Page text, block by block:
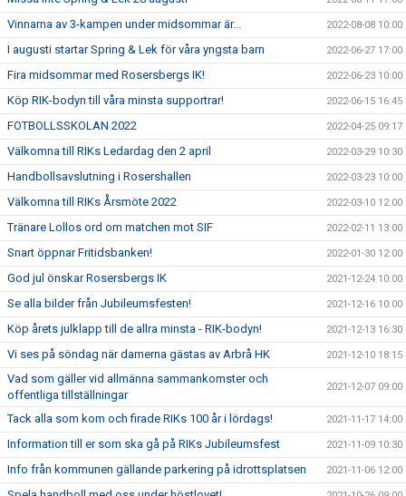
Vinnarna av 3-kampen under midsommar är... 2022-08-08 10:00
I augusti startar Spring & Lek för våra yngsta barn 2022-06-27 17:00
Fira midsommar med Rosersbergs IK! 2022-06-23 10:00
Köp RIK-bodyn till våra minsta supportrar! 2022-06-15 16:45
FOTBOLLSSKOLAN 2022 2022-04-25 09:17
Välkomna till RIKs Ledardag den 2 april 2022-03-29 10:30
Handbollsavslutning i Rosershallen 2022-03-23 10:00
Välkomna till RIKs Årsmöte 2022 2022-03-10 12:00
Tränare Lollos ord om matchen mot SIF 2022-02-11 13:00
Snart öppnar Fritidsbanken! 2022-01-30 12:00
God jul önskar Rosersbergs IK 2021-12-24 10:00
Se alla bilder från Jubileumsfesten! 2021-12-16 10:00
Köp årets julklapp till de allra minsta - RIK-bodyn! 2021-12-13 16:30
Vi ses på söndag när damerna gästas av Arbrå HK 2021-12-10 18:15
Vad som gäller vid allmänna sammankomster och
offentliga tillställningar
2021-12-07 09:00
Tack alla som kom och firade RIKs 100 år i lördags! 2021-11-17 14:00
Information till er som ska gå på RIKs Jubileumsfest 2021-11-09 10:30
Info från kommunen gällande parkering på idrottsplatsen 2021-11-06 12:00